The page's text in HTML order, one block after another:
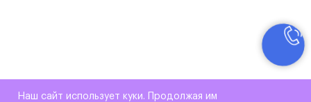
Наш сайт использует куки. Продолжая им